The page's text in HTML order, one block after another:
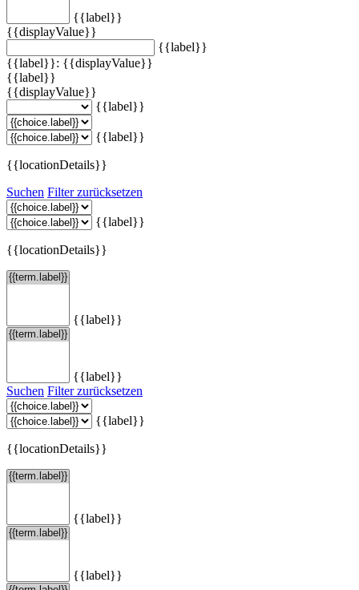
{{label}}
{{displayValue}}
{{label}}
{{label}}: {{displayValue}}
{{label}}
{{displayValue}}
{{label}}
{{label}}
{{locationDetails}}
Suchen Filter zurücksetzen
{{label}}
{{locationDetails}}
{{label}}
{{label}}
Suchen Filter zurücksetzen
{{label}}
{{locationDetails}}
{{label}}
{{label}}